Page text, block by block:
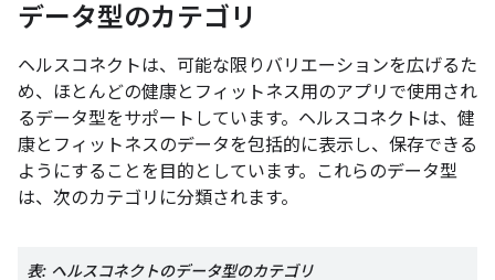
データ型のカテゴリ
ヘルスコネクトは、可能な限りバリエーションを広げるた
め、ほとんどの健康とフィットネス用のアプリで使用され
るデータ型をサポートしています。ヘルスコネクトは、健
康とフィットネスのデータを包括的に表示し、保存できる
ようにすることを目的としています。これらのデータ型
は、次のカテゴリに分類されます。
表: ヘルスコネクトのデータ型のカテゴリ